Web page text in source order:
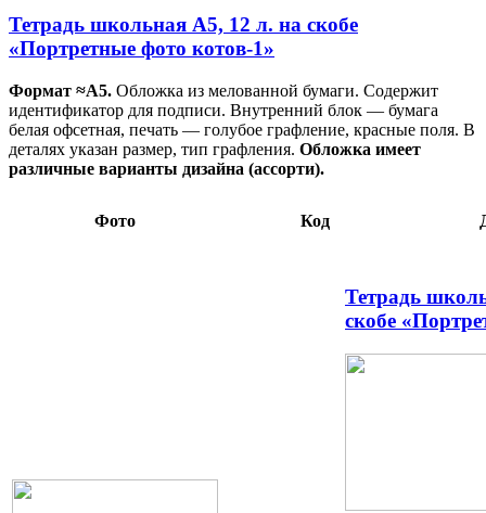
Тетрадь школьная А5, 12 л. на скобе
«Портретные фото котов-1»
Формат ≈А5. Обложка из мелованной бумаги. Содержит
идентификатор для подписи. Внутренний блок — бумага
белая офсетная, печать — голубое графление, красные поля. В
деталях указан размер, тип графления. Обложка имеет
различные варианты дизайна (ассорти).
Фото Код
Тетрадь
скобе